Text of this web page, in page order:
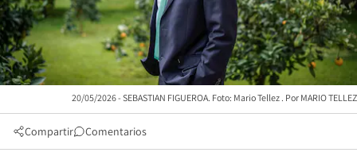
20/05/2026 - SEBASTIAN FIGUEROA. Foto: Mario Tellez MARIO TELLEZ
Compartir Comentarios